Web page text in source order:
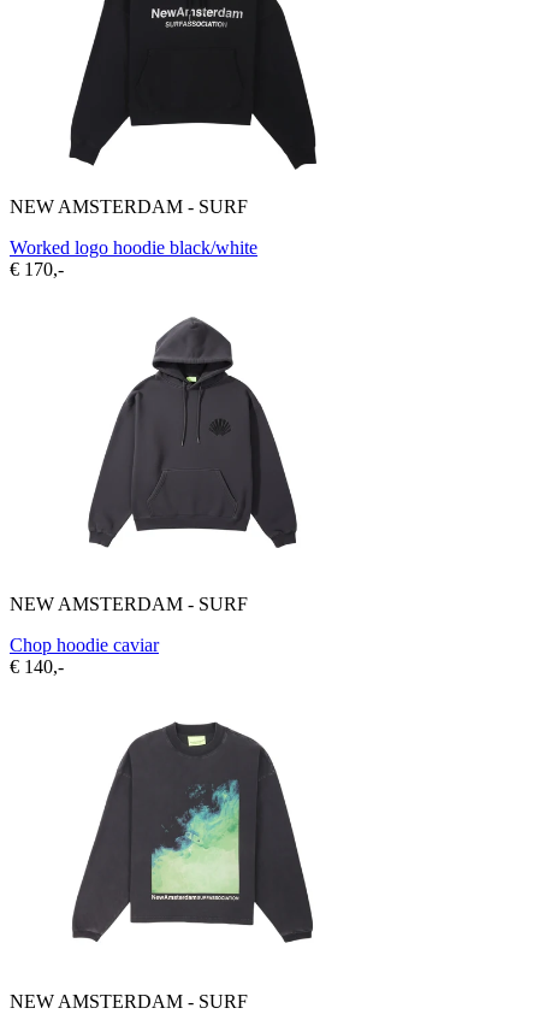
NEW AMSTERDAM - SURF
Worked logo hoodie black/white
€ 170,-
NEW AMSTERDAM - SURF
Chop hoodie caviar
€ 140,-
NEW AMSTERDAM - SURF